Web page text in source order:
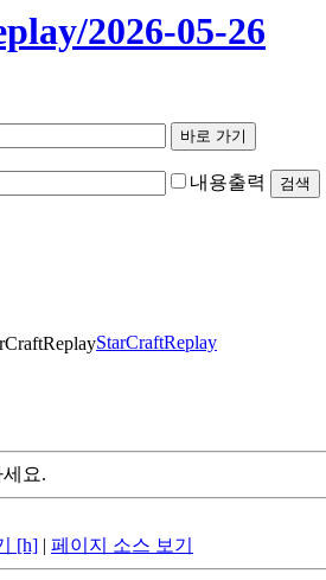
2026-05-26
내용출력
StarCraftReplay
요.
[h] | 페이지 소스 보기